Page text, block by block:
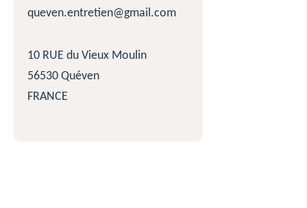
queven.entretien@gmail.com
10 RUE du Vieux Moulin
56530 Quéven
FRANCE